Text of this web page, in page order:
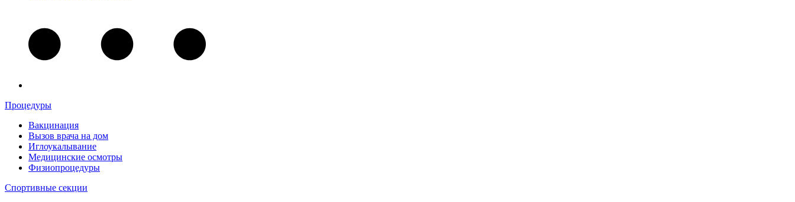
Процедуры
Вакцинация
Вызов врача на дом
Иглоукалывание
Медицинские осмотры
Физиопроцедуры
Спортивные секции